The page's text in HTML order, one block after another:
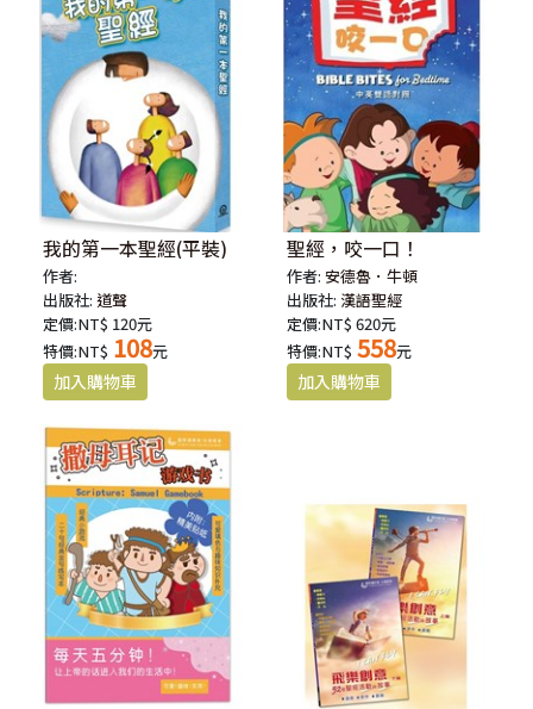
我的第一本聖經(平裝)
作者:
出版社:道聲
定價:NT$ 120元
特價:NT$ 108元
聖經，咬一口！
作者:安德魯．牛頓
出版社: 漢語聖經
定價:NT$ 620元
特價:NT$ 558元